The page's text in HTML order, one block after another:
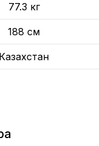
77.3 кг
188 см
Казахстан